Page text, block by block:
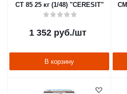
CT 85 25 кг (1/48) "CERESIT"
1 352руб./шт
В корзину